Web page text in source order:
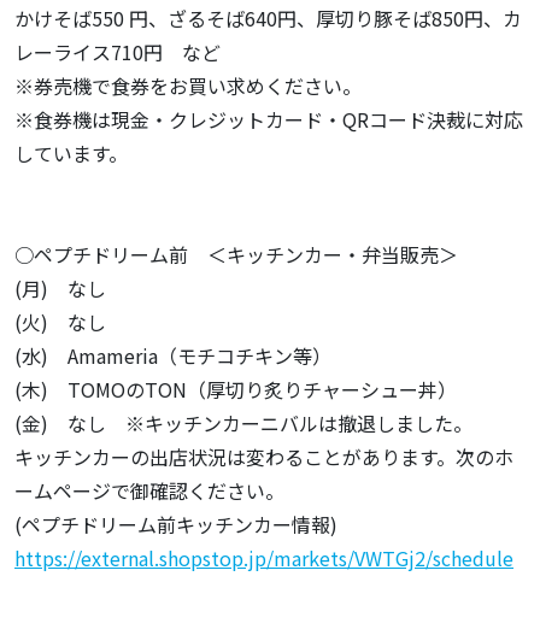
かけそば550 円、ざるそば640円、厚切り豚そば850円、カ
レーライス710円 など
※券売機で食券をお買い求めください。
※食券機は現金・クレジットカード・QRコード決裁に対応
しています。
○ペプチドリーム前 ＜キッチンカー・弁当販売＞
(月) なし
(火) なし
(水) Amameria（モチコチキン等）
(木) TOMOのTON（厚切り炙りチャーシュー丼）
(金) なし ※キッチンカーニバルは撤退しました。
キッチンカーの出店状況は変わることがあります。次のホ
ームページで御確認ください。
(ペプチドリーム前キッチンカー情報)
https://external.shopstop.jp/markets/VWTGj2/schedule